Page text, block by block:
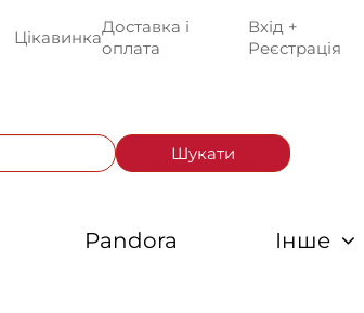
Цікавинка
Доставка і
оплата
Вхід +
Реєстрація
Шукати
Pandora Інше